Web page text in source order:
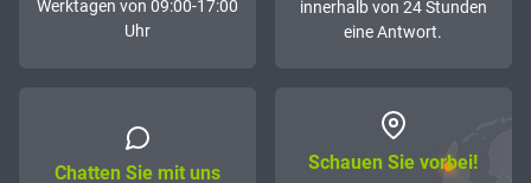
Werktagen von 09:00-17:00
Uhr
innerhalb von 24 Stunden
eine Antwort.
Chatten Sie mit uns Schauen Sie vorbei!